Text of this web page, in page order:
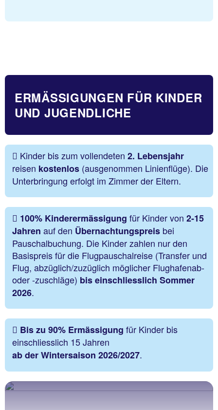
ERMÄSSIGUNGEN FÜR KINDER
UND JUGENDLICHE
Kinder bis zum vollendeten 2. Lebensjahr
reisen kostenlos (ausgenommen Linienflüge). Die
Unterbringung erfolgt im Zimmer der Eltern.
100% Kinderermässigung für Kinder von 2-15
Jahren auf den Übernachtungspreis bei
Pauschalbuchung. Die Kinder zahlen nur den
Basispreis für die Flugpauschalreise (Transfer und
Flug, abzüglich/zuzüglich möglicher Flughafenab-
oder -zuschläge) bis einschliesslich Sommer
2026.
Bis zu 90% Ermässigung für Kinder bis
einschliesslich 15 Jahren
ab der Wintersaison 2026/2027.